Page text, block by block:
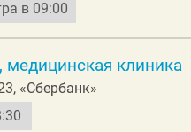
в 09:00
медицинская клиника
«Сбербанк»